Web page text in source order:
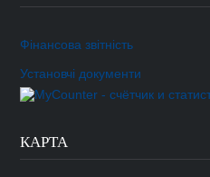
Фінансова звітність
Установчі документи
КАРТА